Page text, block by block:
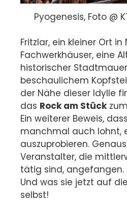
Pyogenesis, Foto @
Fritzlar, ein kleiner Ort in
Fachwerkhäuser, eine
historischer
beschaulichem
der Nähe dieser Idylle
das Rock am Stück
Ein weiterer Beweis,
manchmal auch lohnt,
auszuprobieren.
Veranstalter, die
tätig sind, angefangen.
Und was sie jetzt auf
selbst!